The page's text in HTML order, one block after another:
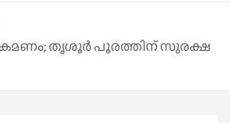
തൃശൂർ പൂരത്തിന് സുരക്ഷ